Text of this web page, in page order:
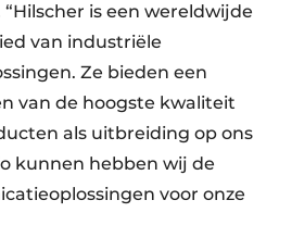
is een wereldwijde
van industriële
Ze bieden een
van de hoogste kwaliteit
als uitbreiding op ons
kunnen hebben wij de
voor onze